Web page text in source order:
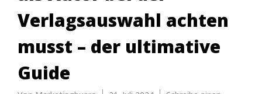
Verlagsauswahl achten
musst – der ultimative
Guide